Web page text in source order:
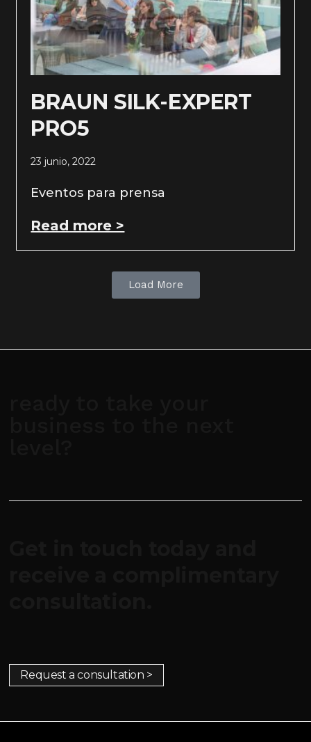
BRAUN SILK-EXPERT
PRO5
23 junio, 2022
Eventos para prensa
Read more >
Load More
Request a consultation >